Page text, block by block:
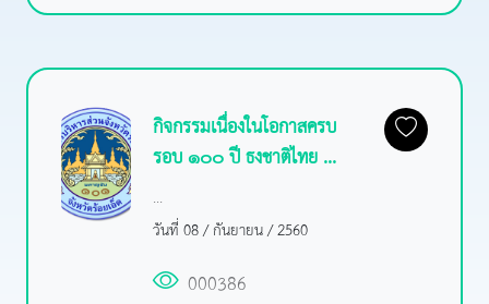
กิจกรรมเนื่องในโอกาสครบ
รอบ ๑๐๐ ปี ธงชาติไทย ...
...
วันที่ 08 / กันยายน / 2560
000386